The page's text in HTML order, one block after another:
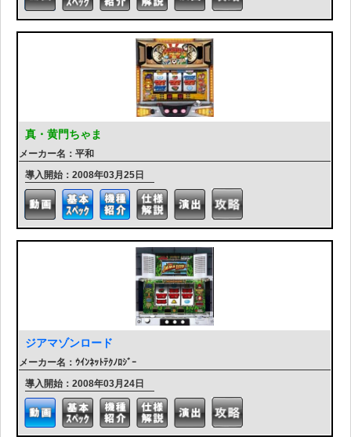
真・黄門ちゃま
メーカー名：平和
導入開始：2008年03月25日
ジアマゾンロード
メーカー名：ｳｲﾝﾈｯﾄﾃｸﾉﾛｼﾞｰ
導入開始：2008年03月24日